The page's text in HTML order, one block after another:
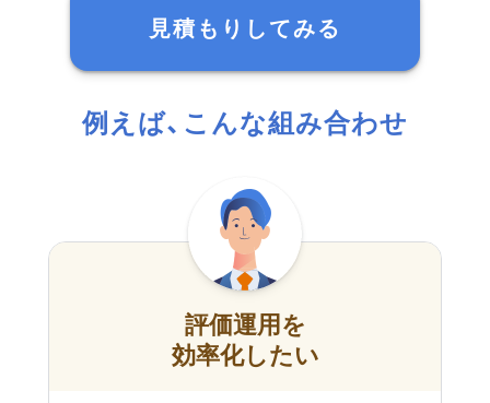
見積もりしてみる
例えば、こんな組み合わせ
評価運用を
効率化したい